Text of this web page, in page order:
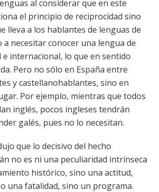
al considerar que en este
el principio de reciprocidad sino
lleva a los hablantes de lenguas de
necesitar conocer una lengua de
internacional, lo que en sentido
Pero no sólo en España entre
y castellanohablantes, sino en
Por ejemplo, mientras que todos
inglés, pocos ingleses tendrán
galés, pues no lo necesitan.
que lo decisivo del hecho
no es ni una peculiaridad intrínseca
histórico, sino una actitud,
una fatalidad, sino un programa.